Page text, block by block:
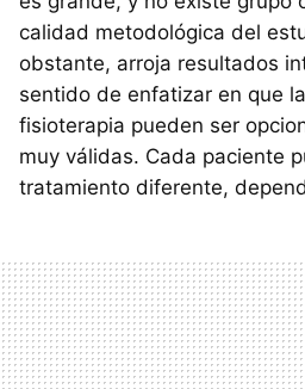
calidad metodológica del
obstante, arroja resultados
sentido de enfatizar en que
fisioterapia pueden ser
muy válidas. Cada paciente
tratamiento diferente,